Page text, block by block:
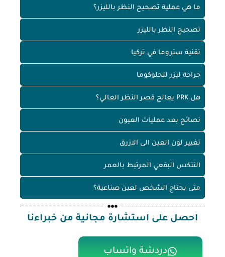
ما هي عملية تصحيح النظر بالليزر؟
تصحيح النظر بالليزر
تقنية ستروما في تركيا
جراحة ليزر للجلوكوما
هل PRK يعالج قصر النظر العالي؟
نصائح بعد عمليات العيون
تغيير لون العين الى الازرق
التنكس البقعي المرتبط بالعمر
متى يحتاج الشخص لعين صناعية؟
احصل على استشارة مجانية من خبراءنا
دردشة واتساب